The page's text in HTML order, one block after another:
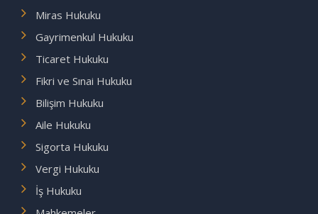
Miras Hukuku
Gayrimenkul Hukuku
Ticaret Hukuku
Fikri ve Sınai Hukuku
Bilişim Hukuku
Aile Hukuku
Sigorta Hukuku
Vergi Hukuku
İş Hukuku